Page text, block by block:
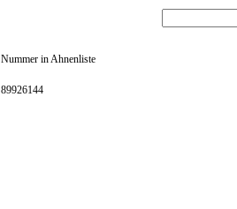
Nummer in Ahnenliste
89926144